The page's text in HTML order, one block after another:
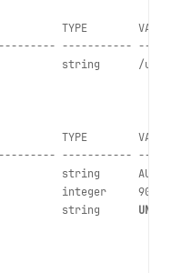
TYPE        VALUE
-----------
string      /u01/app/
TYPE        VALUE
-----------
string      AUTO
integer     900
string